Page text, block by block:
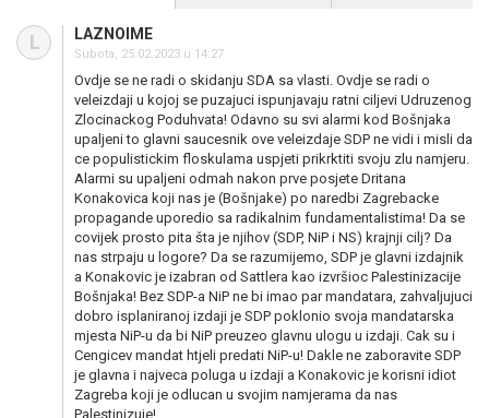
L LAZNOIME
Subota, 25.02.2023 u 14:27
Ovdje se ne radi o skidanju SDA sa vlasti. Ovdje se radi o
veleizdaji u kojoj se puzajuci ispunjavaju ratni ciljevi Udruzenog
Zlocinackog Poduhvata! Odavno su svi alarmi kod Bošnjaka
upaljeni to glavni saucesnik ove veleizdaje SDP ne vidi i misli da
ce populistickim floskulama uspjeti prikrktiti svoju zlu namjeru.
Alarmi su upaljeni odmah nakon prve posjete Dritana
Konakovica koji nas je (Bošnjake) po naredbi Zagrebacke
propagande uporedio sa radikalnim fundamentalistima! Da se
covijek prosto pita šta je njihov (SDP, NiP i NS) krajnji cilj? Da
nas strpaju u logore? Da se razumijemo, SDP je glavni izdajnik
a Konakovic je izabran od Sattlera kao izvršioc Palestinizacije
Bošnjaka! Bez SDP-a NiP ne bi imao par mandatara, zahvaljujuci
dobro isplaniranoj izdaji je SDP poklonio svoja mandatarska
mjesta NiP-u da bi NiP preuzeo glavnu ulogu u izdaji. Cak su i
Cengicev mandat htjeli predati NiP-u! Dakle ne zaboravite SDP
je glavna i najveca poluga u izdaji a Konakovic je korisni idiot
Zagreba koji je odlucan u svojim namjerama da nas
Palestinizuje!